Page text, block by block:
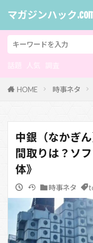
マガジンハック
HOME 時事ネタ
中銀（なかぎ
間取りは？ソ
体》
時事ネタ